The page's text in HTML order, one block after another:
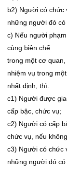
b2) Người có chức
những người đó có
c) Nếu người
cùng biên chế
trong một cơ
nhiệm vụ trong
nhất định, thì:
c1) Người được
cấp bậc, chức vụ;
c2) Người có cấp
chức vụ, nếu
c3) Người có chức
những người đó